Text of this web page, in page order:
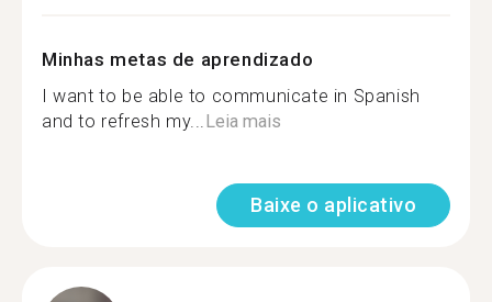
Minhas metas de aprendizado
I want to be able to communicate in Spanish
and to refresh my... Leia mais
Baixe o aplicativo